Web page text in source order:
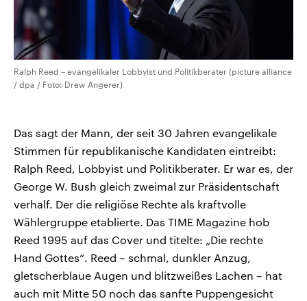
Ralph Reed – evangelikaler Lobbyist und Politikberater (picture alliance
/ dpa / Foto: Drew Angerer)
Das sagt der Mann, der seit 30 Jahren evangelikale
Stimmen für republikanische Kandidaten eintreibt:
Ralph Reed, Lobbyist und Politikberater. Er war es, der
George W. Bush gleich zweimal zur Präsidentschaft
verhalf. Der die religiöse Rechte als kraftvolle
Wählergruppe etablierte. Das TIME Magazine hob
Reed 1995 auf das Cover und titelte: „Die rechte
Hand Gottes“. Reed – schmal, dunkler Anzug,
gletscherblaue Augen und blitzweißes Lachen – hat
auch mit Mitte 50 noch das sanfte Puppengesicht